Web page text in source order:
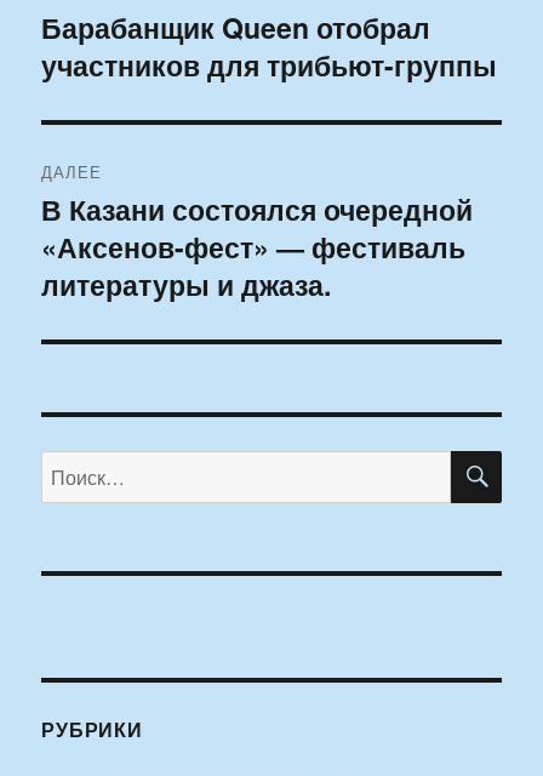
по
записям
Предыдущая
запись:
Барабанщик Queen отобрал
участников для трибьют-группы
ДАЛЕЕ
Следующая
запись:
В Казани состоялся очередной
«Аксенов-фест» — фестиваль
литературы и джаза.
Искать:
РУБРИКИ